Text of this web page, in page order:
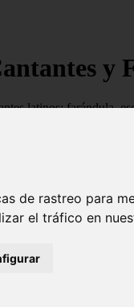
de rastreo para
el tráfico en
y
latinos: farándula,